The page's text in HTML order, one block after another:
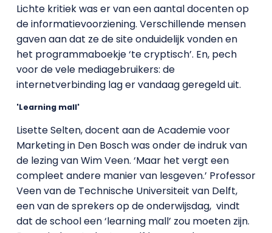
Lichte kritiek was er van een aantal docenten op
de informatievoorziening. Verschillende mensen
gaven aan dat ze de site onduidelijk vonden en
het programmaboekje ‘te cryptisch’. En, pech
voor de vele mediagebruikers: de
internetverbinding lag er vandaag geregeld uit.
'Learning mall'
Lisette Selten, docent aan de Academie voor
Marketing in Den Bosch was onder de indruk van
de lezing van Wim Veen. ‘Maar het vergt een
compleet andere manier van lesgeven.’ Professor
Veen van de Technische Universiteit van Delft,
een van de sprekers op de onderwijsdag, vindt
dat de school een ‘learning mall’ zou moeten zijn.